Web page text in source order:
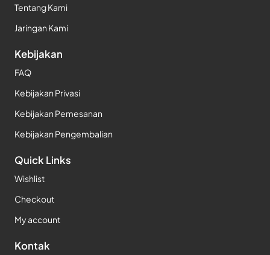
Tentang Kami
Jaringan Kami
Kebijakan
FAQ
Kebijakan Privasi
Kebijakan Pemesanan
Kebijakan Pengembalian
Quick Links
Wishlist
Checkout
My account
Kontak